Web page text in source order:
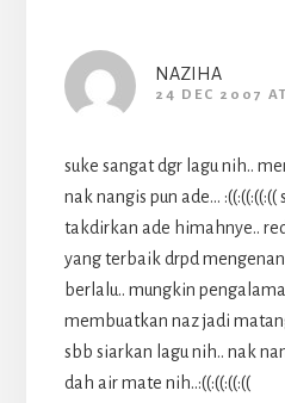
NAZIHA
24 DEC 2007
suke sangat dgr lagu nih..
nak nangis pun ade…
takdirkan ade himahnye..
yang terbaik drpd
berlalu.. mungkin
membuatkan naz jadi
sbb siarkan lagu nih.. nak
dah air mate nih..:((:((:((:((